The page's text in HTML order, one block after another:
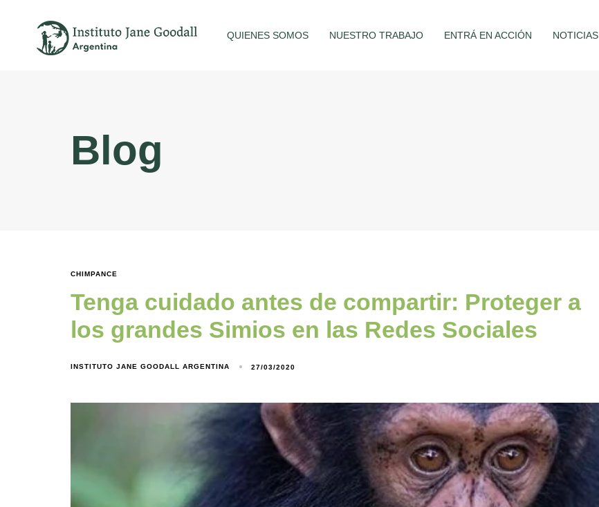
QUIENES SOMOS NUESTRO TRABAJO ENTRÁ EN ACCIÓN NOTICIAS
Blog
CHIMPANCE
Tenga cuidado antes de compartir: Proteger a
los grandes Simios en las Redes Sociales
INSTITUTO JANE GOODALL ARGENTINA 27/03/2020